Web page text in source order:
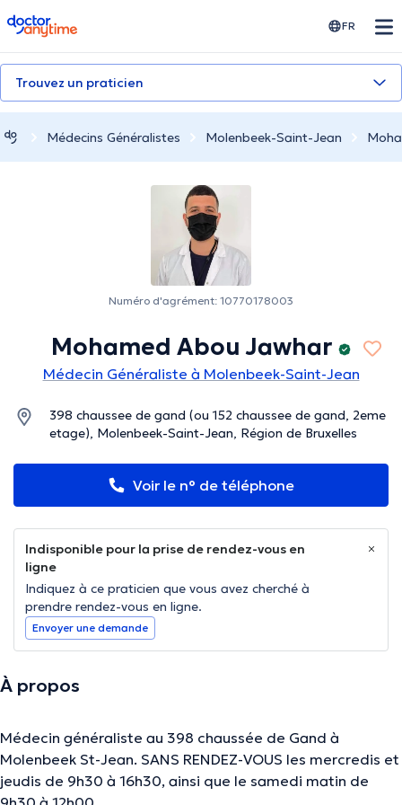
doctoranytime FR
Trouvez un praticien
Médecins Généralistes Molenbeek-Saint-Jean
Numéro d'agrément: 10770178003
Mohamed Abou Jawhar
Médecin Généraliste à Molenbeek-Saint-Jean
398 chaussee de gand (ou 152 chaussee de gand, 2eme
etage), Molenbeek-Saint-Jean, Région de Bruxelles
Voir le n° de téléphone
Indisponible pour la prise de rendez-vous en
ligne
Indiquez à ce praticien que vous avez cherché à
prendre rendez-vous en ligne.
Envoyer une demande
À propos
Médecin généraliste au 398 chaussée de Gand à
Molenbeek St-Jean. SANS RENDEZ-VOUS les mercredis et
jeudis de 9h30 à 16h30, ainsi que le samedi matin de